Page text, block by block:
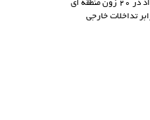
ای
تداخلات خارجی